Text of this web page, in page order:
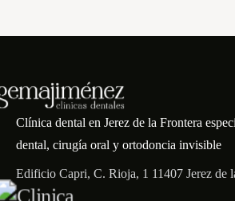
Clínica dental en Jerez de la Frontera
dental, cirugía oral y ortodoncia invisible
Edificio Capri, C. Rioja, 1 11407 Jerez de